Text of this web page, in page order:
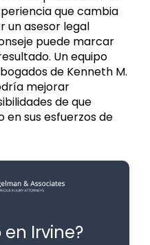
que cambia
un asesor legal
puede marcar
Un equipo
de Kenneth M.
mejorar
de que
en sus esfuerzos de
Irvine?